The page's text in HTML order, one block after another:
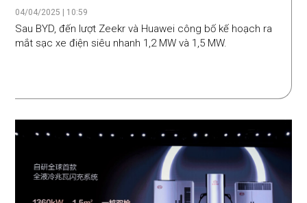
nhanh, công suất khủng
04/04/2025 | 10:59
Sau BYD, đến lượt Zeekr và Huawei công bố kế hoạch ra
mắt sạc xe điện siêu nhanh 1,2 MW và 1,5 MW.